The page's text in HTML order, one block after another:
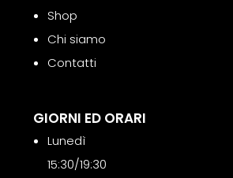
Shop
Chi siamo
Contatti
GIORNI ED ORARI
Lunedì
15:30/19:30